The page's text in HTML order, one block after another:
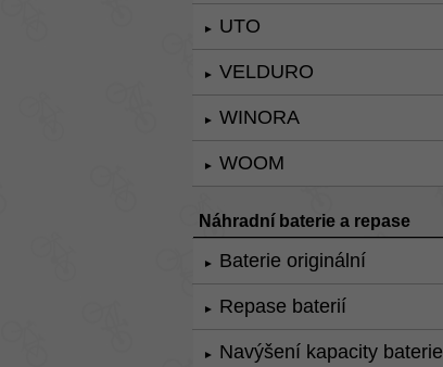
► UTO
► VELDURO
► WINORA
► WOOM
Náhradní baterie a repase
► Baterie originální
► Repase baterií
► Navýšení kapacity baterie